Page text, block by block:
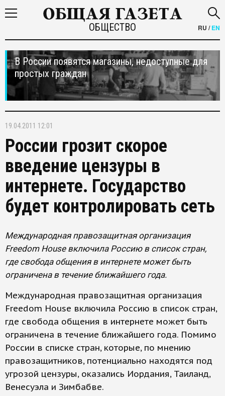
ОБЩЕСТВО RU /EN
В России появятся магазины, недоступные для
простых граждан
19.04.2011 12:01
России грозит скорое
введение цензуры в
интернете. Государство
будет контролировать сеть
Международная правозащитная организация
Freedom House включила Россию в список стран,
где свобода общения в интернете может быть
ограничена в течение ближайшего года.
Международная правозащитная организация
Freedom House включила Россию в список стран,
где свобода общения в интернете может быть
ограничена в течение ближайшего года. Помимо
России в списке стран, которые, по мнению
правозащитников, потенциально находятся под
угрозой цензуры, оказались Иордания, Таиланд,
Венесуэла и Зимбабве.